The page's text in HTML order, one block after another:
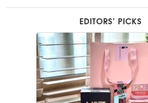
EDITORS’ PICKS